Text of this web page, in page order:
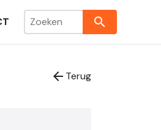
search
arrow_back Terug